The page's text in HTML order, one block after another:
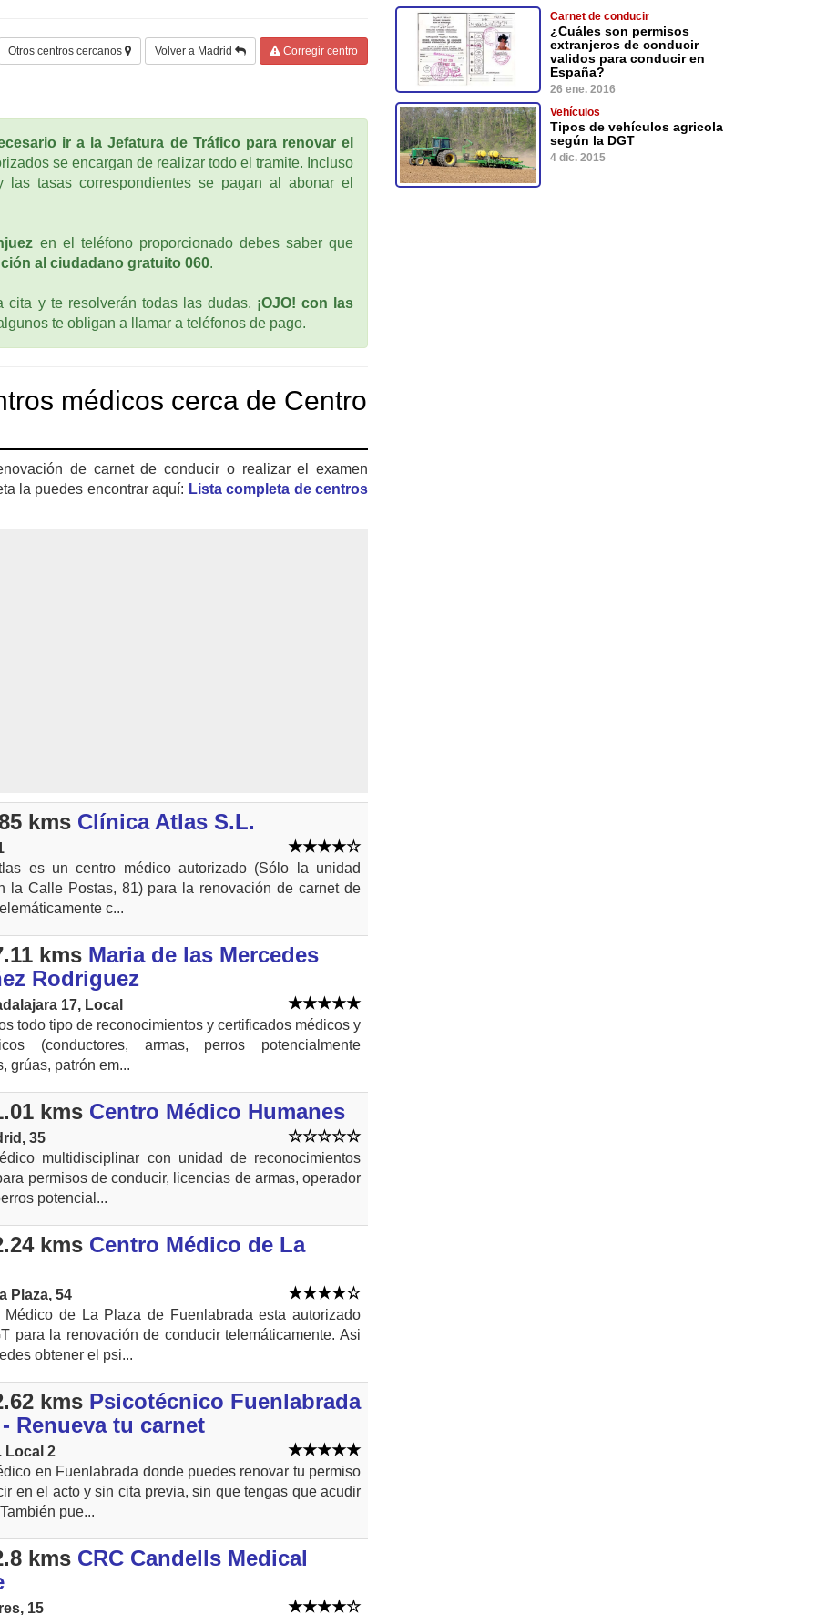
Otros centros cercanos Volver a Madrid Corregir centro
ir a la Jefatura de Tráfico para renovar el
se encargan de realizar todo el tramite. Incluso
tasas correspondientes se pagan al abonar el
en el teléfono proporcionado debes saber que
al ciudadano gratuito 060.
cita y te resolverán todas las dudas. ¡OJO! con las
te obligan a llamar a teléfonos de pago.
médicos cerca de Centro
de carnet de conducir o realizar el examen
la puedes encontrar aquí: Lista completa de centros
kms Clínica Atlas S.L.
es un centro médico autorizado (Sólo la unidad
la Calle Postas, 81) para la renovación de carnet de
c...
kms Maria de las Mercedes
Rodriguez
17, Local
todo tipo de reconocimientos y certificados médicos y
(conductores, armas, perros potencialmente
grúas, patrón em...
kms Centro Médico Humanes
35
multidisciplinar con unidad de reconocimientos
permisos de conducir, licencias de armas, operador
potencial...
kms Centro Médico de La
Plaza, 54
Médico de La Plaza de Fuenlabrada esta autorizado
para la renovación de conducir telemáticamente. Asi
obtener el psi...
kms Psicotécnico Fuenlabrada
Renueva tu carnet
Local 2
en Fuenlabrada donde puedes renovar tu permiso
en el acto y sin cita previa, sin que tengas que acudir
pue...
kms CRC Candells Medical
15
Carnet de conducir
¿Cuáles son permisos
extranjeros de conducir
validos para conducir en
España?
26 ene. 2016
Vehículos
Tipos de vehículos agricola
según la DGT
4 dic. 2015